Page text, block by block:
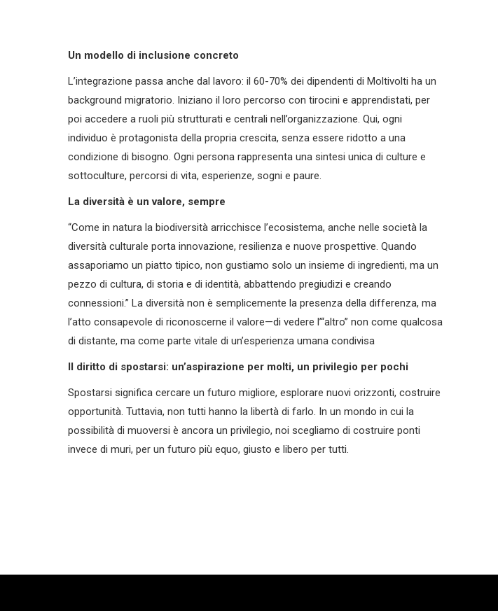
Un modello di inclusione concreto
L’integrazione passa anche dal lavoro: il 60-70% dei dipendenti di Moltivolti ha un
background migratorio. Iniziano il loro percorso con tirocini e apprendistati, per
poi accedere a ruoli più strutturati e centrali nell’organizzazione. Qui, ogni
individuo è protagonista della propria crescita, senza essere ridotto a una
condizione di bisogno. Ogni persona rappresenta una sintesi unica di culture e
sottoculture, percorsi di vita, esperienze, sogni e paure.
La diversità è un valore, sempre
“Come in natura la biodiversità arricchisce l’ecosistema, anche nelle società la
diversità culturale porta innovazione, resilienza e nuove prospettive. Quando
assaporiamo un piatto tipico, non gustiamo solo un insieme di ingredienti, ma un
pezzo di cultura, di storia e di identità, abbattendo pregiudizi e creando
connessioni.” La diversità non è semplicemente la presenza della differenza, ma
l’atto consapevole di riconoscerne il valore—di vedere l’“altro” non come qualcosa
di distante, ma come parte vitale di un’esperienza umana condivisa
Il diritto di spostarsi: un’aspirazione per molti, un privilegio per pochi
Spostarsi significa cercare un futuro migliore, esplorare nuovi orizzonti, costruire
opportunità. Tuttavia, non tutti hanno la libertà di farlo. In un mondo in cui la
possibilità di muoversi è ancora un privilegio, noi scegliamo di costruire ponti
invece di muri, per un futuro più equo, giusto e libero per tutti.